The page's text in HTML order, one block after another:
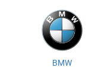
BMW